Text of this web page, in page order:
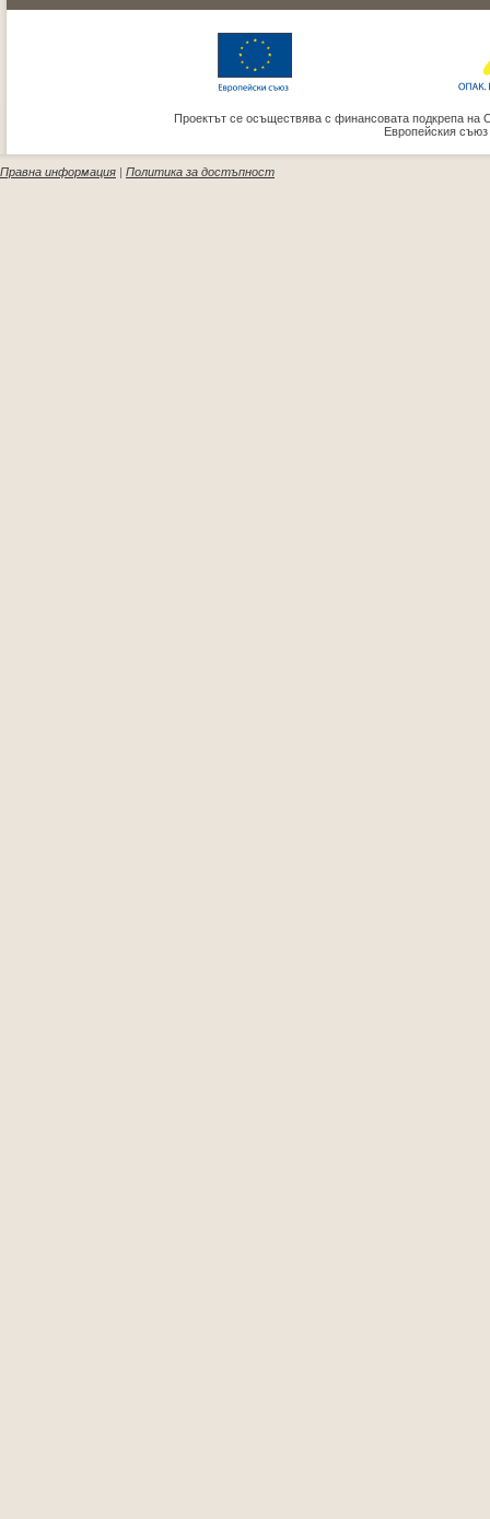
Проектът се осъществява с финансовата подкрепа на
Европейския
Правна информация | Политика за достъпност